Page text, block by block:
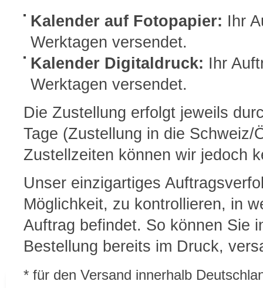
Kalender auf Fotopapier: Ihr
Werktagen versendet.
Kalender Digitaldruck: Ihr
Werktagen versendet.
Die Zustellung erfolgt jeweils
Tage (Zustellung in die
Zustellzeiten können wir jedoch
Unser einzigartiges
Möglichkeit, zu kontrollieren, in
Auftrag befindet. So können Sie
Bestellung bereits im Druck,
* für den Versand innerhalb